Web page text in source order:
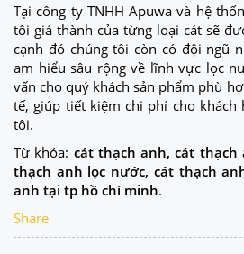
Tại công ty TNHH Apuwa và hệ
tôi giá thành của từng loại cát sẽ
cạnh đó chúng tôi còn có đội ngũ
am hiểu sâu rộng về lĩnh vực lọc
vấn cho quý khách sản phẩm phù
tế, giúp tiết kiệm chi phí cho khách
tôi.
Từ khóa: cát thạch anh, cát
thạch anh lọc nước, cát thạch
anh tại tp hồ chí minh.
Share